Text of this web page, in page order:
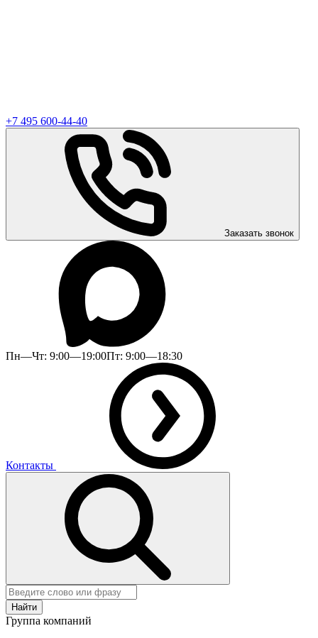
+7 495 600-44-40
Заказать звонок
Пн—Чт: 9:00—19:00Пт: 9:00—18:30
Контакты
Найти
Группа компаний